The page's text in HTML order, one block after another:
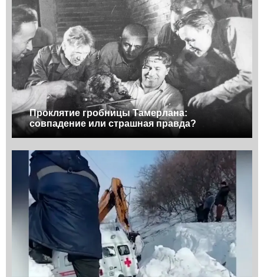
Проклятие гробницы Тамерлана:
совпадение или страшная правда?